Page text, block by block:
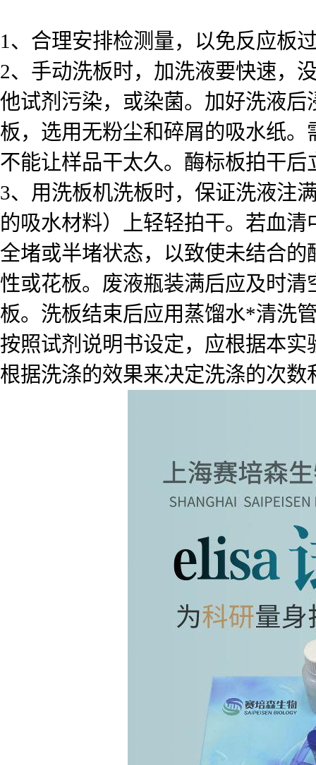
1、合理安排检测量，以免反应板
2、手动洗板时，加洗液要快速，
他试剂污染，或染菌。加好洗液
板，选用无粉尘和碎屑的吸水纸
不能让样品干太久。酶标板拍干后
3、用洗板机洗板时，保证洗液注
的吸水材料）上轻轻拍干。若血
全堵或半堵状态，以致使未结合
性或花板。废液瓶装满后应及时
板。洗板结束后应用蒸馏水*清洗
按照试剂说明书设定，应根据本
根据洗涤的效果来决定洗涤的次